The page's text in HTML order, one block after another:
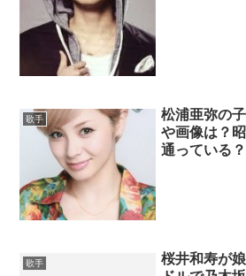
歌手
松浦亜弥の
や画像は？
通っている？
歌手
桜井和寿が